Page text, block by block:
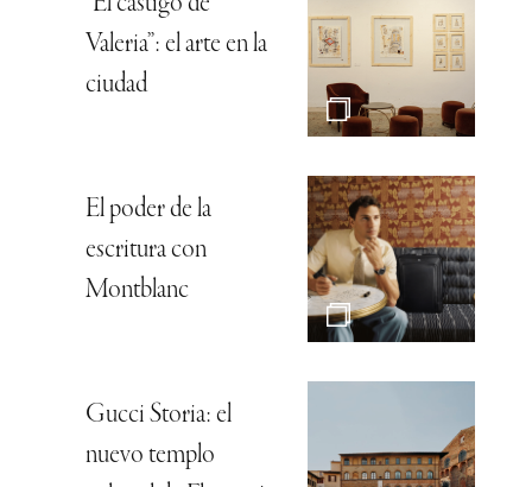
Valeria”: el arte en la
ciudad
El poder de la
escritura con
Montblanc
Gucci Storia: el
nuevo templo